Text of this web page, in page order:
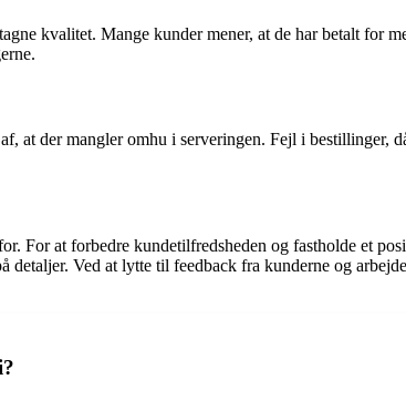
kvalitet. Mange kunder mener, at de har betalt for
at der mangler omhu i serveringen. Fejl i bestillinger,
For at forbedre kundetilfredsheden og fastholde et
Ved at lytte til feedback fra kunderne og